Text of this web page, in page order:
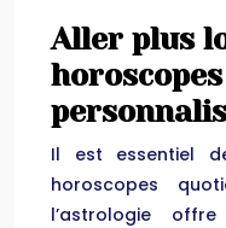
Aller plus
Il est essentiel
horoscopes
l’astrologie